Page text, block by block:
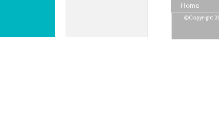
Home
©Copyright